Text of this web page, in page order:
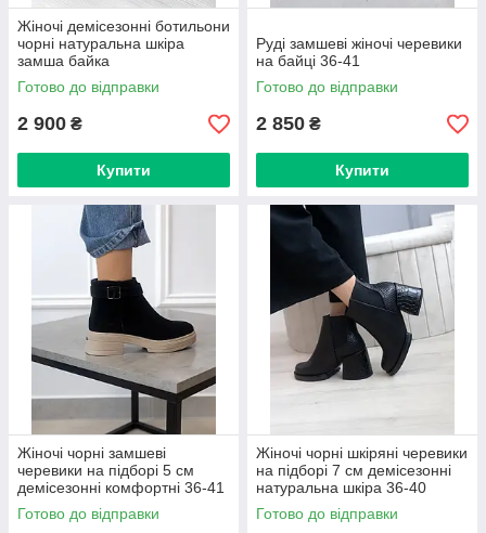
Жіночі демісезонні ботильони
чорні натуральна шкіра
замша байка
Готово до відправки
2 900 ₴
Купити
Руді замшеві жіночі черевики
на байці 36-41
Готово до відправки
2 850 ₴
Купити
Жіночі чорні замшеві
черевики на підборі 5 см
демісезонні комфортні 36-41
Готово до відправки
Жіночі чорні шкіряні черевики
на підборі 7 см демісезонні
натуральна шкіра 36-40
Готово до відправки